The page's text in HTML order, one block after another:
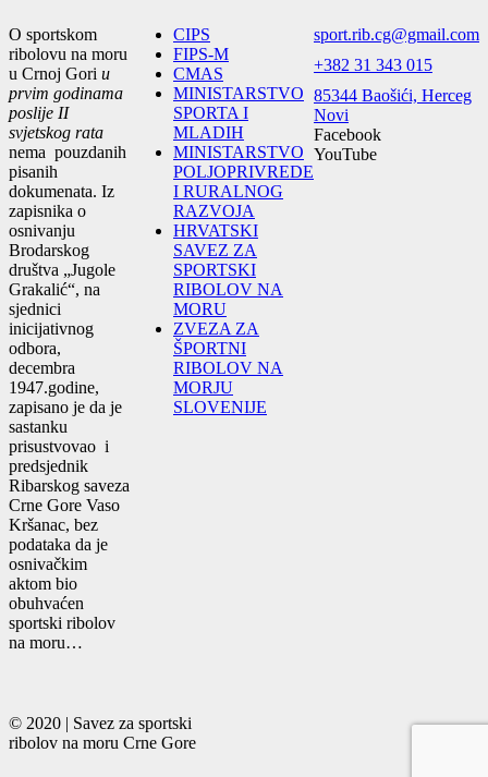
O sportskom
ribolovu na moru
u Crnoj Gori u
prvim godinama
poslije II
svjetskog rata
nema pouzdanih
pisanih
dokumenata. Iz
zapisnika o
osnivanju
Brodarskog
društva „Jugole
Grakalić“, na
sjednici
inicijativnog
odbora,
decembra
1947.godine,
zapisano je da je
sastanku
prisustvovao i
predsjednik
Ribarskog saveza
Crne Gore Vaso
Kršanac, bez
podataka da je
osnivačkim
aktom bio
obuhvaćen
sportski ribolov
na moru…
CIPS
FIPS-M
CMAS
MINISTARSTVO
SPORTA I
MLADIH
MINISTARSTVO
POLJOPRIVREDE
I RURALNOG
RAZVOJA
HRVATSKI
SAVEZ ZA
SPORTSKI
RIBOLOV NA
MORU
ZVEZA ZA
ŠPORTNI
RIBOLOV NA
MORJU
SLOVENIJE
sport.rib.cg@gmail.com
+382 31 343 015
85344 Baošići, Herceg
Novi
Facebook
YouTube
© 2020 | Savez za sportski
ribolov na moru Crne Gore